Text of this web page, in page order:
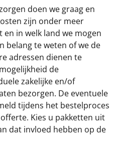
doen we graag en
zijn onder meer
in welk land we mogen
belang te weten of we de
adressen dienen te
de
zakelijke en/of
bezorgen. De eventuele
tijdens het bestelproces
Kies u pakketten uit
dat invloed hebben op de